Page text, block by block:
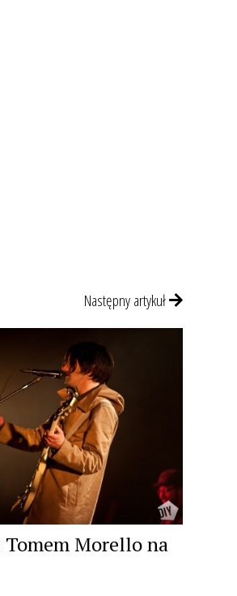
Następny artykuł
Tomem Morello na